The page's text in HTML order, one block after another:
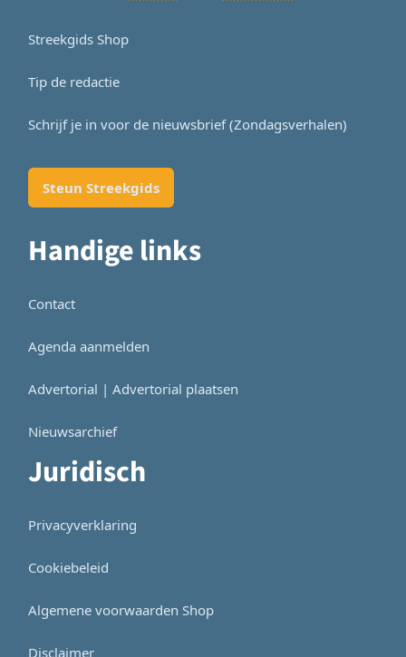
Streekgids Shop
Tip de redactie
Schrijf je in voor de nieuwsbrief (Zondagsverhalen)
Steun Streekgids
Handige links
Contact
Agenda aanmelden
Advertorial | Advertorial plaatsen
Nieuwsarchief
Juridisch
Privacyverklaring
Cookiebeleid
Algemene voorwaarden Shop
Disclaimer